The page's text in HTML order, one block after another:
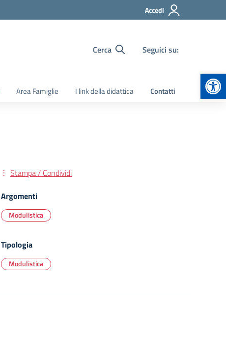
Accedi
Cerca Seguici su:
Area Famiglie I link della didattica Contatti
Stampa / Condividi
Argomenti
Modulistica
Tipologia
Modulistica